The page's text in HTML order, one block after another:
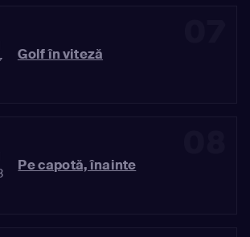
Golf în viteză
Pe capotă, înainte